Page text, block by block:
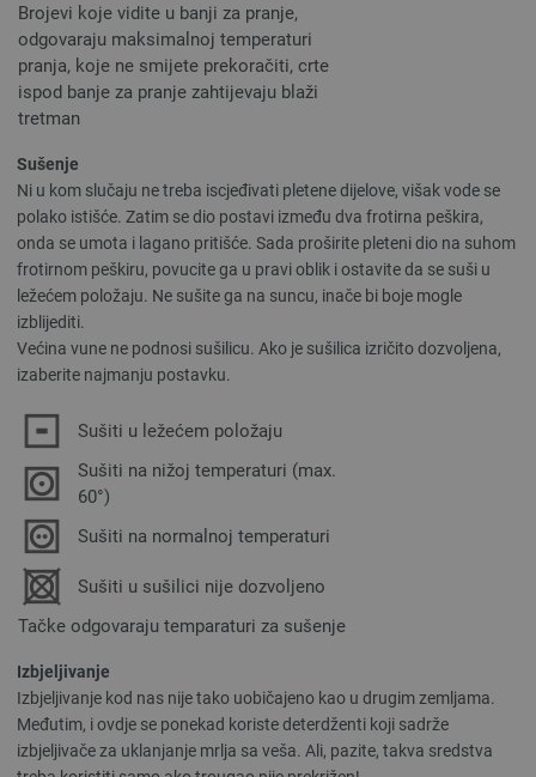
Brojevi koje vidite u banji za pranje,
odgovaraju maksimalnoj temperaturi
pranja, koje ne smijete prekoračiti, crte
ispod banje za pranje zahtijevaju blaži
tretman
Sušenje
Ni u kom slučaju ne treba iscjeđivati pletene dijelove, višak vode se
polako istišće. Zatim se dio postavi između dva frotirna peškira,
onda se umota i lagano pritišće. Sada proširite pleteni dio na suhom
frotirnom peškiru, povucite ga u pravi oblik i ostavite da se suši u
ležećem položaju. Ne sušite ga na suncu, inače bi boje mogle
izblijediti.
Većina vune ne podnosi sušilicu. Ako je sušilica izričito dozvoljena,
izaberite najmanju postavku.
Sušiti u ležećem položaju
Sušiti na nižoj temperaturi (max.
60°)
Sušiti na normalnoj temperaturi
Sušiti u sušilici nije dozvoljeno
Tačke odgovaraju temparaturi za sušenje
Izbjeljivanje
Izbjeljivanje kod nas nije tako uobičajeno kao u drugim zemljama.
Međutim, i ovdje se ponekad koriste deterdženti koji sadrže
izbjeljivače za uklanjanje mrlja sa veša. Ali, pazite, takva sredstva